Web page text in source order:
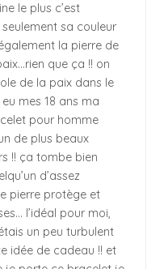
le plus c’est
seulement sa couleur
la pierre de
que ça !! on
de la paix dans le
mes 18 ans ma
pour homme
de plus beaux
!! ça tombe bien
d’assez
pierre protège et
l’idéal pour moi,
un peu turbulent
idée de cadeau !! et